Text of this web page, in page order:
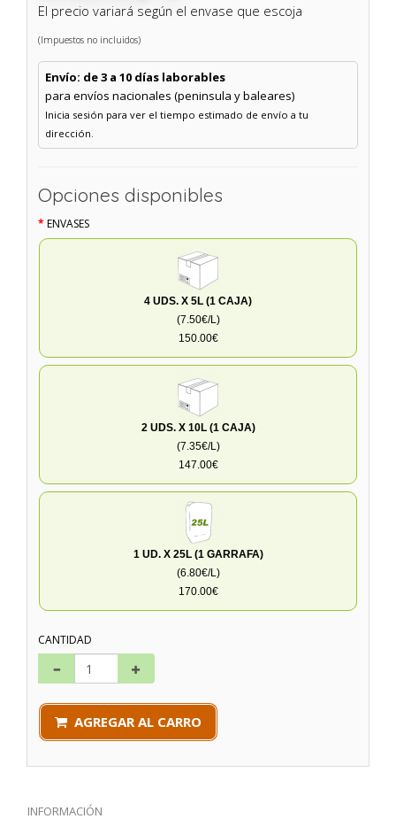
El precio variará según el envase que escoja
(Impuestos no incluidos)
Envío: de 3 a 10 días laborables
para envíos nacionales (peninsula y baleares)
Inicia sesión para ver el tiempo estimado de envío a tu
dirección.
Opciones disponibles
ENVASES
4 UDS. X 5L (1 CAJA)
(7.50€/L)
150.00€
2 UDS. X 10L (1 CAJA)
(7.35€/L)
147.00€
1 UD. X 25L (1 GARRAFA)
(6.80€/L)
170.00€
CANTIDAD
AGREGAR AL CARRO
INFORMACIÓN